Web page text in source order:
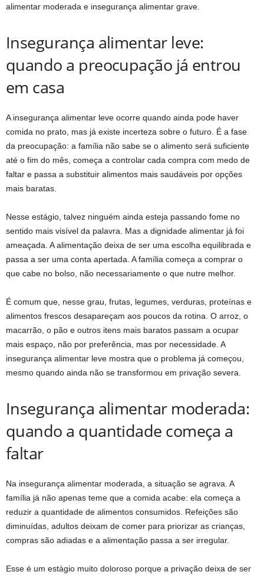
alimentar moderada e insegurança alimentar grave.
Insegurança alimentar leve:
quando a preocupação já entrou
em casa
A insegurança alimentar leve ocorre quando ainda pode haver
comida no prato, mas já existe incerteza sobre o futuro. É a fase
da preocupação: a família não sabe se o alimento será suficiente
até o fim do mês, começa a controlar cada compra com medo de
faltar e passa a substituir alimentos mais saudáveis por opções
mais baratas.
Nesse estágio, talvez ninguém ainda esteja passando fome no
sentido mais visível da palavra. Mas a dignidade alimentar já foi
ameaçada. A alimentação deixa de ser uma escolha equilibrada e
passa a ser uma conta apertada. A família começa a comprar o
que cabe no bolso, não necessariamente o que nutre melhor.
É comum que, nesse grau, frutas, legumes, verduras, proteínas e
alimentos frescos desapareçam aos poucos da rotina. O arroz, o
macarrão, o pão e outros itens mais baratos passam a ocupar
mais espaço, não por preferência, mas por necessidade. A
insegurança alimentar leve mostra que o problema já começou,
mesmo quando ainda não se transformou em privação severa.
Insegurança alimentar moderada:
quando a quantidade começa a
faltar
Na insegurança alimentar moderada, a situação se agrava. A
família já não apenas teme que a comida acabe: ela começa a
reduzir a quantidade de alimentos consumidos. Refeições são
diminuídas, adultos deixam de comer para priorizar as crianças,
compras são adiadas e a alimentação passa a ser irregular.
Esse é um estágio muito doloroso porque a privação deixa de ser